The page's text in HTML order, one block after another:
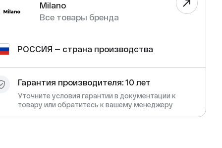
Milano
Все товары бренда
РОССИЯ — страна производства
Гарантия производителя: 10 лет
Уточните условия гарантии в документации к
товару или обратитесь к вашему менеджеру